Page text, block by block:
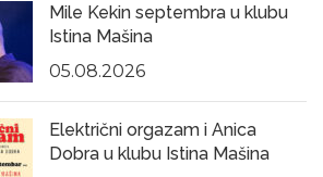
Mile Kekin septembra u klubu
Istina Mašina
05.08.2026
Električni orgazam i Anica
Dobra u klubu Istina Mašina